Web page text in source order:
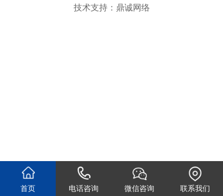
技术支持： 鼎诚网络
首页 电话咨询 微信咨询 联系我们